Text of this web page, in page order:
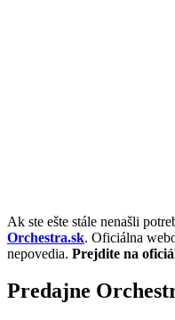
Ak ste ešte stále nenašli
Orchestra.sk. Oficiálna
nepovedia. Prejdite na
Predajne